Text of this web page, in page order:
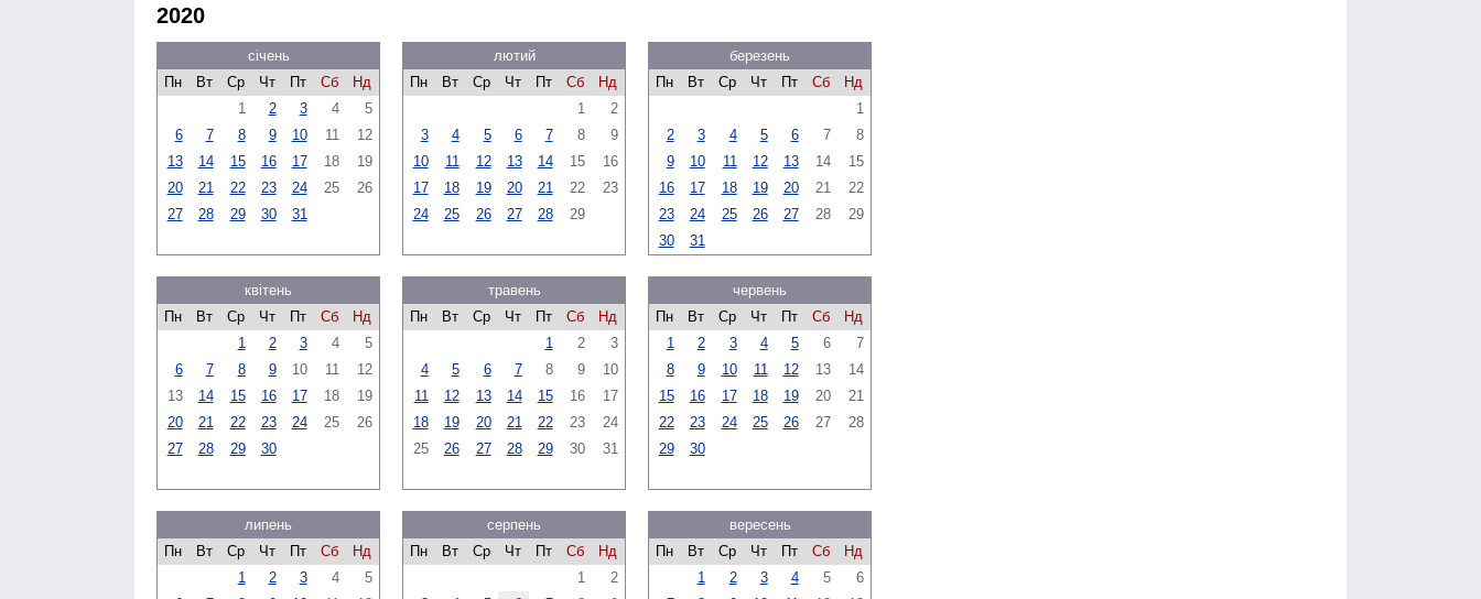
2020
січень
Пн
Вт Ср Чт Пт Сб
Нд
1
2 3 4
5
6
7 8 9 10 11
12
13
14 15 16 17 18
19
20
21 22 23 24 25
26
27
28 29 30 31
лютий
Пн
Вт Ср Чт Пт Сб
Нд
1
2
3
4 5 6 7 8
9
10
11 12 13 14 15
16
17
18 19 20 21 22
23
24
25 26 27 28 29
березень
Пн
Вт Ср Чт Пт Сб
Нд
1
2
3 4 5 6 7
8
9
10 11 12 13 14
15
16
17 18 19 20 21
22
23
24 25 26 27 28
29
30
31
квітень
Пн
Вт Ср Чт Пт Сб
Нд
1
2 3 4
5
6
7 8 9 10 11
12
13
14 15 16 17 18
19
20
21 22 23 24 25
26
27
28 29 30
травень
Пн
Вт Ср Чт Пт Сб
Нд
1
2
3
4
5 6 7 8 9
10
11
12 13 14 15 16
17
18
19 20 21 22 23
24
25
26 27 28 29 30 31
червень
Пн
Вт Ср Чт Пт Сб
Нд
1
2 3 4 5 6
7
8
9 10 11 12 13
14
15
16 17 18 19 20
21
22
23 24 25 26 27
28
29
30
липень
Пн
Вт Ср Чт Пт Сб
Нд
1
2 3 4
5
серпень
Пн
Вт Ср Чт Пт Сб
Нд
1
2
вересень
Пн
Вт Ср Чт Пт Сб
Нд
1
2 3 4 5
6